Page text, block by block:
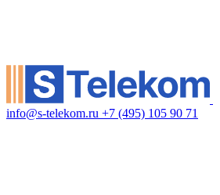
info@s-telekom.ru +7 (495) 105 90 71